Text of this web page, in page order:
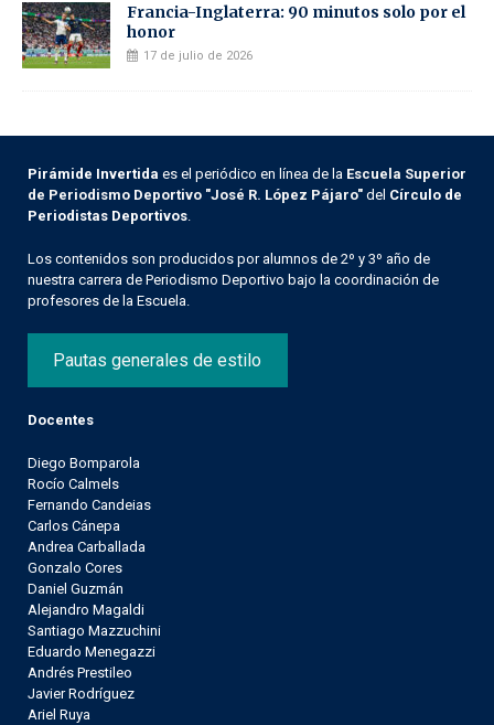
Francia-Inglaterra: 90 minutos solo por el
honor
17 de julio de 2026
Pirámide Invertida es el periódico en línea de la Escuela Superior
de Periodismo Deportivo "José R. López Pájaro" del Círculo de
Periodistas Deportivos
Los contenidos son producidos por alumnos de 2º y 3º año de
nuestra carrera de Periodismo Deportivo bajo la coordinación de
profesores de la Escuela.
Pautas generales de estilo
Docentes
Diego Bomparola
Rocío Calmels
Fernando Candeias
Carlos Cánepa
Andrea Carballada
Gonzalo Cores
Daniel Guzmán
Alejandro Magaldi
Santiago Mazzuchini
Eduardo Menegazzi
Andrés Prestileo
Javier Rodríguez
Ariel Ruya